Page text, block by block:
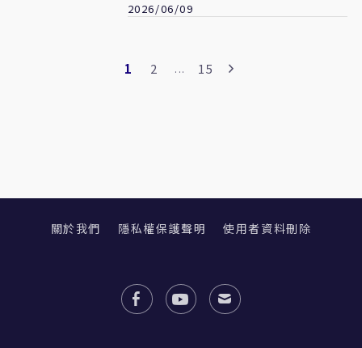
2026/06/09
1 2 ... 15
關於我們 隱私權保護聲明 使用者資料刪除